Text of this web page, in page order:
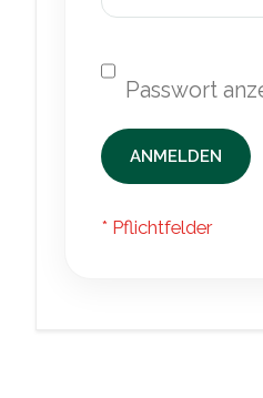
ANMELDEN